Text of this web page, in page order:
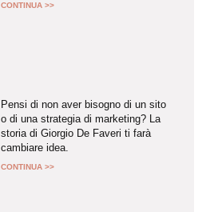
CONTINUA >>
Pensi di non aver bisogno di un sito
o di una strategia di marketing? La
storia di Giorgio De Faveri ti farà
cambiare idea.
CONTINUA >>